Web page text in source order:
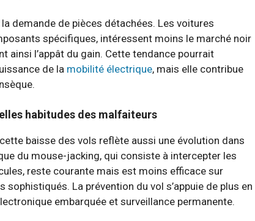
demande de pièces détachées. Les voitures
spécifiques, intéressent moins le marché noir
ainsi l’appât du gain. Cette tendance pourrait
de la mobilité électrique, mais elle contribue
habitudes des malfaiteurs
baisse des vols reflète aussi une évolution dans
du mouse-jacking, qui consiste à intercepter les
reste courante mais est moins efficace sur
La prévention du vol s’appuie de plus en
embarquée et surveillance permanente.